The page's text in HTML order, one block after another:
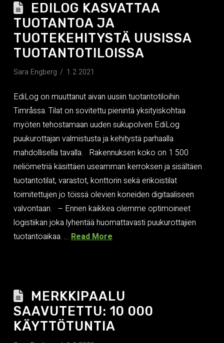
EDILOG KASVATTAA
TUOTANTOA JA
TUOTEKEHITYSTÄ UUSISSA
TUOTANTOTILOISSA
Sara Engberg 1.2.2021
EdiLog on muuttanut aivan uusiin tuotantotiloihin
Timråssa. Tilat on sovitettu pienintä yksityiskohtaa
myöten tehostamaan uuden sukupolven EdiLog
puukurottajan valmistusta ja kehitystä parhaalla
mahdollisella tavalla. Rakennuksen koko on 1 500
neliömetriä käsittäen useamman kerroksen ja sisältäen
tuotantotilat, varastot, konttorin sekä erikoistilat
toimitettujen jo töissä olevien koneiden digitaaliseen
valvontaan. – Ennen kaikkea olemme optimoineet
logistiikan joka lyhentää huomattavasti puukurottajien
tuotantoaikaa. … Read More
MERKKIPAALU
SAAVUTETTU: 10 000
KÄYTTÖTUNTIA